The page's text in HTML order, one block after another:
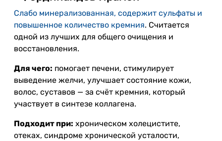
Слабо минерализованная, содержит сульфаты и
повышенное количество кремния. Считается
одной из лучших для общего очищения и
восстановления.
Для чего: помогает печени, стимулирует
выведение желчи, улучшает состояние кожи,
волос, суставов — за счёт кремния, который
участвует в синтезе коллагена.
Подходит при: хроническом холецистите,
отеках, синдроме хронической усталости,